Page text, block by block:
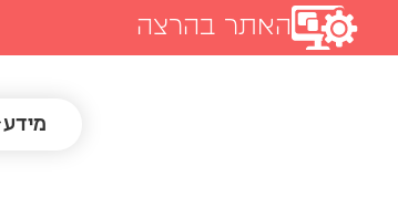
האתר בהרצה
מידע